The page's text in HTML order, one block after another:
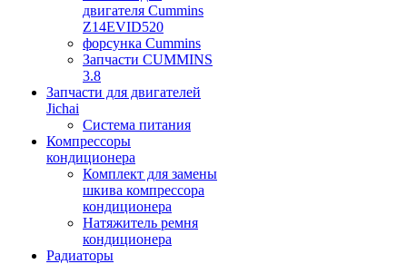
двигателя Cummins
Z14EVID520
форсунка Cummins
Запчасти CUMMINS
3.8
Запчасти для двигателей
Jichai
Система питания
Компрессоры
кондиционера
Комплект для замены
шкива компрессора
кондиционера
Натяжитель ремня
кондиционера
Радиаторы